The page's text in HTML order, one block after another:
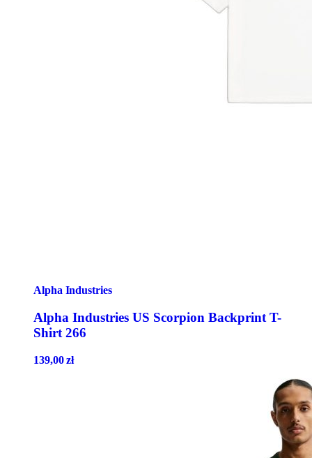
Alpha Industries
Alpha Industries US Scorpion Backprint T-
Shirt 266
139,00zł